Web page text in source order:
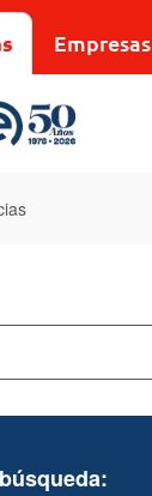
Empresas